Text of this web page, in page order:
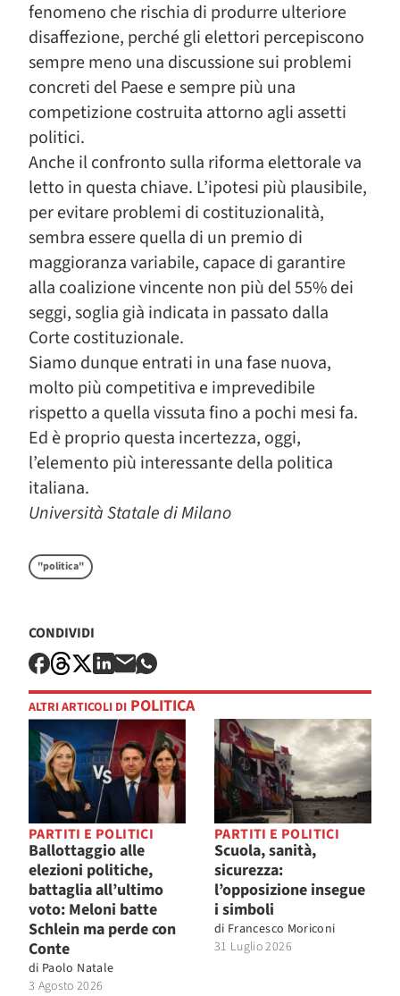
fenomeno che rischia di produrre ulteriore
disaffezione, perché gli elettori percepiscono
sempre meno una discussione sui problemi
concreti del Paese e sempre più una
competizione costruita attorno agli assetti
politici.
Anche il confronto sulla riforma elettorale va
letto in questa chiave. L’ipotesi più plausibile,
per evitare problemi di costituzionalità,
sembra essere quella di un premio di
maggioranza variabile, capace di garantire
alla coalizione vincente non più del 55% dei
seggi, soglia già indicata in passato dalla
Corte costituzionale.
Siamo dunque entrati in una fase nuova,
molto più competitiva e imprevedibile
rispetto a quella vissuta fino a pochi mesi fa.
Ed è proprio questa incertezza, oggi,
l’elemento più interessante della politica
italiana.
Università Statale di Milano
"politica"
CONDIVIDI
ALTRI ARTICOLI DI POLITICA
PARTITI E POLITICI
Ballottaggio alle
elezioni politiche,
battaglia all’ultimo
voto: Meloni batte
Schlein ma perde con
Conte
di Paolo Natale
3 Agosto 2026
PARTITI E POLITICI
Scuola, sanità,
sicurezza:
l’opposizione insegue
i simboli
di Francesco Moriconi
31 Luglio 2026